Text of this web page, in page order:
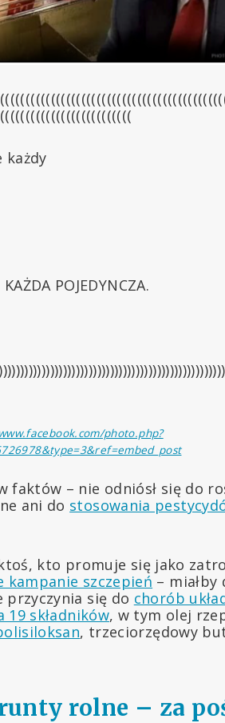
każdy
POJEDYNCZA.
photo.php?
faktów – nie odniósł się do
ani do stosowania
kto promuje się jako
kampanie szczepień – miałby
się do chorób
19 składników, w tym olej
, trzeciorzędowy
rolne – za